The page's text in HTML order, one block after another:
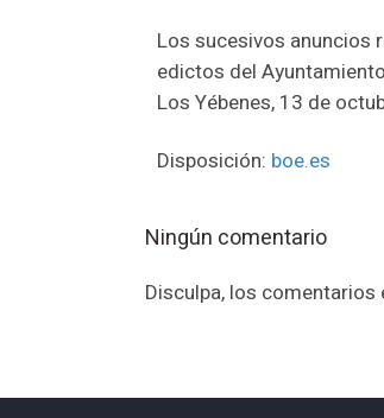
Los sucesivos anuncios
edictos del
Los Yébenes, 13 de
Disposición: boe.es
Ningún comentario
Disculpa, los comentarios